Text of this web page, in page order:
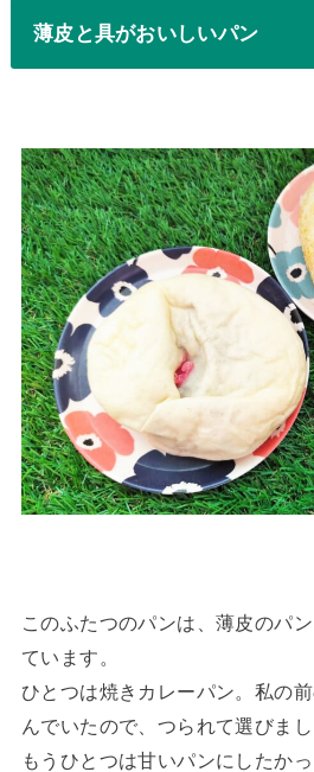
薄皮と具がおいしいパン
このふたつのパンは、薄皮のパ
ています。
ひとつは焼きカレーパン。私の
んでいたので、つられて選びま
もうひとつは甘いパンにしたか